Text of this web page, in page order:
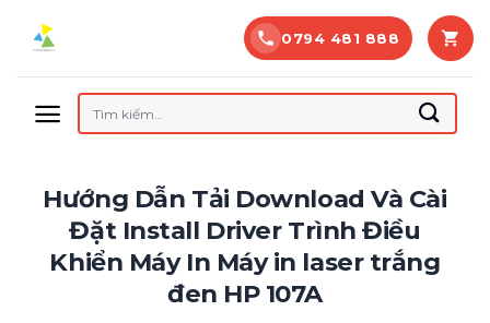
0794 481 888
Tìm
kiếm:
Hướng Dẫn Tải Download Và Cài
Đặt Install Driver Trình Điều
Khiển Máy In Máy in laser trắng
đen HP 107A